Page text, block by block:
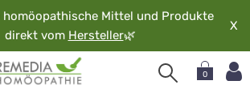
Mittel und Produkte
direkt vom Hersteller🌿
X
0